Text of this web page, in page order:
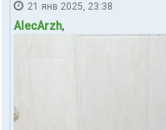
21 янв 2025, 23:38
AlecArzh,